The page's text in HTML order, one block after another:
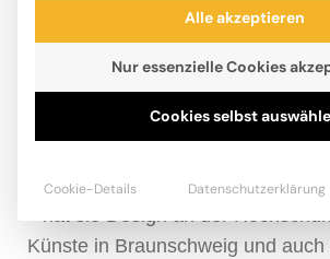
Meike Töpperwien illustriert – wenn
saust – Bücher, Zeitschriften und
hat sie Design an der
Künste in Braunschweig und
Alle akzeptieren
Nur essenzielle Cookies
Cookies selbst
Cookie-Details Datenschutzerklärung